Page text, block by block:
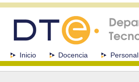
navegación
SeccionesInicio Docencia Personal
Herramientas